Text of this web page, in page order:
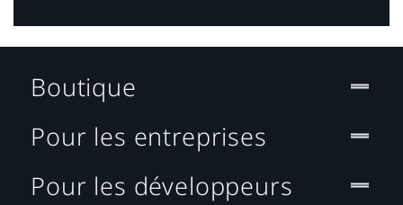
Boutique
Pour les entreprises
Pour les développeurs